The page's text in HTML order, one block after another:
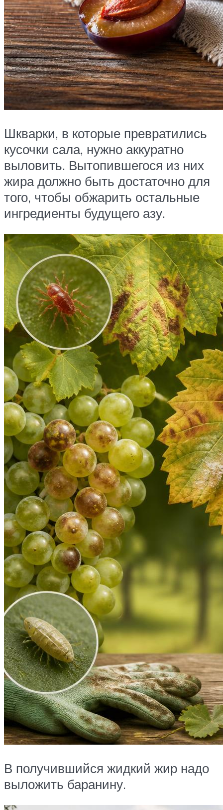
Шкварки, в которые превратились
кусочки сала, нужно аккуратно
выловить. Вытопившегося из них
жира должно быть достаточно для
того, чтобы обжарить остальные
ингредиенты будущего азу.
В получившийся жидкий жир надо
выложить баранину.